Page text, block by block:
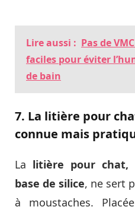
Lire aussi : Pas de
faciles pour éviter
de bain
7. La litière pour
connue mais
La litière pour chat,
base de silice, ne sert
à moustaches.